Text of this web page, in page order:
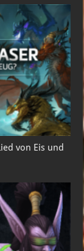
von Eis und